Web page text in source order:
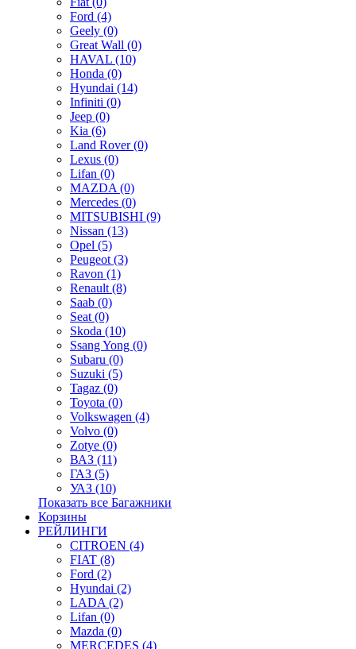
Ford (4)
Geely (0)
Great Wall (0)
HAVAL (10)
Honda (0)
Hyundai (14)
Infiniti (0)
Jeep (0)
Kia (6)
Land Rover (0)
Lexus (0)
Lifan (0)
MAZDA (0)
Mercedes (0)
MITSUBISHI (9)
Nissan (13)
Opel (5)
Peugeot (3)
Ravon (1)
Renault (8)
Saab (0)
Seat (0)
Skoda (10)
Ssang Yong (0)
Subaru (0)
Suzuki (5)
Tagaz (0)
Toyota (0)
Volkswagen (4)
Volvo (0)
Zotye (0)
ВАЗ (11)
ГАЗ (5)
УАЗ (10)
Показать все Багажники
Корзины
РЕЙЛИНГИ
CITROEN (4)
FIAT (8)
Ford (2)
Hyundai (2)
LADA (2)
Lifan (0)
Mazda (0)
MERCEDES (4)